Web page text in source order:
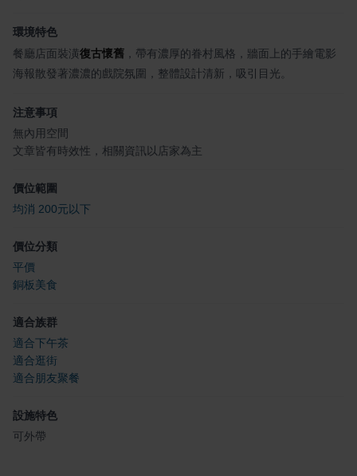
環境特色
餐廳店面裝潢復古懷舊 ，帶有濃厚的眷村風格，牆面上的手繪電影
海報散發著濃濃的戲院氛圍，整體設計清新，吸引目光。
注意事項
無內用空間
文章皆有時效性，相關資訊以店家為主
價位範圍
均消 200元以下
價位分類
平價
銅板美食
適合族群
適合下午茶
適合逛街
適合朋友聚餐
設施特色
可外帶